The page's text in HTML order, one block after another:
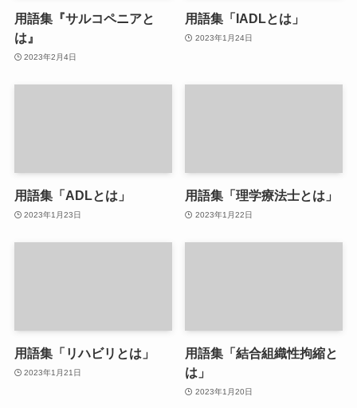
用語集『サルコペニアと
は』
2023年2月4日
用語集「IADLとは」
2023年1月24日
用語集「ADLとは」
2023年1月23日
用語集「理学療法士とは」
2023年1月22日
用語集「リハビリとは」
2023年1月21日
用語集「結合組織性拘縮と
は」
2023年1月20日